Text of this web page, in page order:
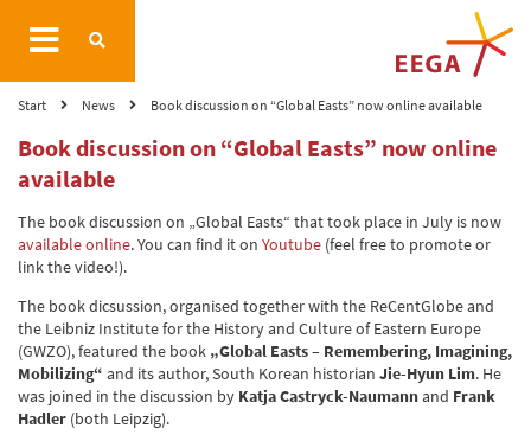
Start News Book discussion on “Global Easts” now online available
Book discussion on “Global Easts” now online
available
The book discussion on „Global Easts“ that took place in July is now
available online. You can find it on Youtube (feel free to promote or
link the video!).
The book dicsussion, organised together with the ReCentGlobe and
the Leibniz Institute for the History and Culture of Eastern Europe
(GWZO), featured the book „Global Easts – Remembering, Imagining,
Mobilizing“ and its author, South Korean historian Jie-Hyun Lim. He
was joined in the discussion by Katja Castryck-Naumannand Frank
Hadler (both Leipzig).